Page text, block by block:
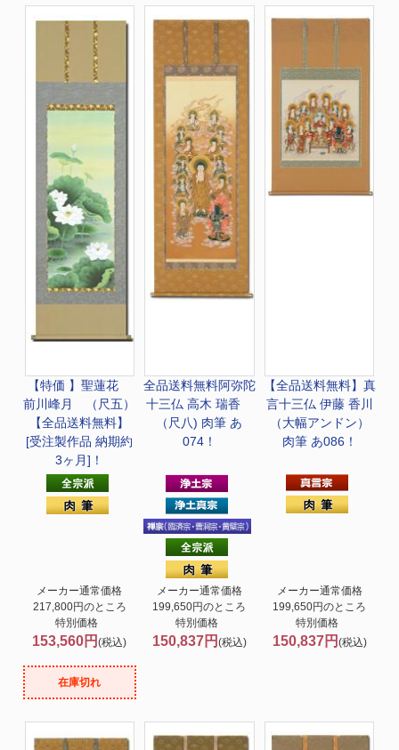
【特価 】聖蓮花
前川峰月 （尺五）
【全品送料無料】
[受注製作品 納期約
3ヶ月]！
メーカー通常価格
217,800円のところ
特別価格
153,560円(税込)
在庫切れ
全品送料無料阿弥陀
十三仏 高木 瑞香
（尺八) 肉筆 あ
074！
メーカー通常価格
199,650円のところ
特別価格
150,837円 (税込)
【全品送料無料】 真
言十三仏 伊藤 香川
（大幅アンドン）
肉筆 あ086！
メーカー通常価格
199,650円のところ
特別価格
150,837円 (税込)